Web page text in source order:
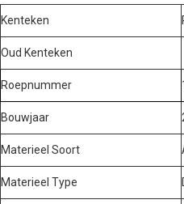
Kenteken
Oud Kenteken
Roepnummer
Bouwjaar
Materieel Soort
Materieel Type